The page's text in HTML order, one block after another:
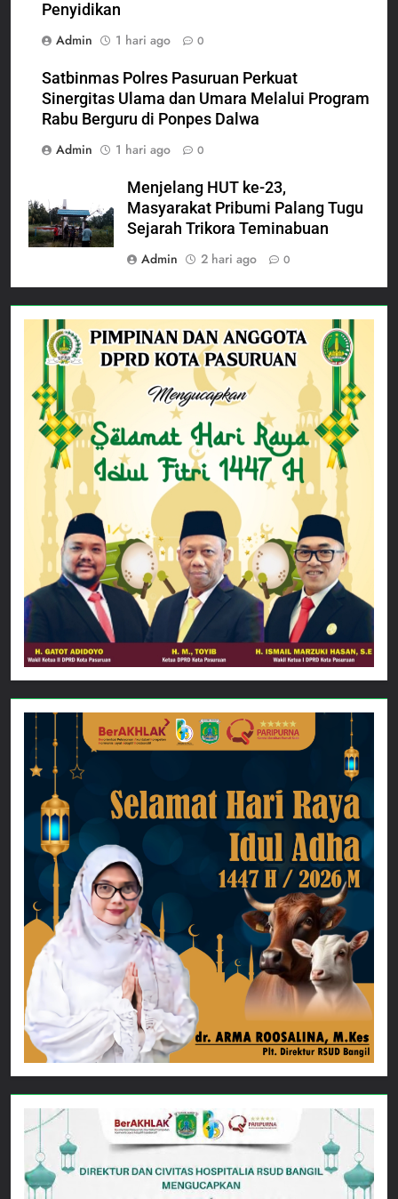
Penyidikan
Admin
1 hari ago 0
Satbinmas Polres Pasuruan Perkuat
Sinergitas Ulama dan Umara Melalui Program
Rabu Berguru di Ponpes Dalwa
Admin
1 hari ago 0
Menjelang HUT ke-23,
Masyarakat Pribumi Palang Tugu
Sejarah Trikora Teminabuan
Admin
2 hari ago 0